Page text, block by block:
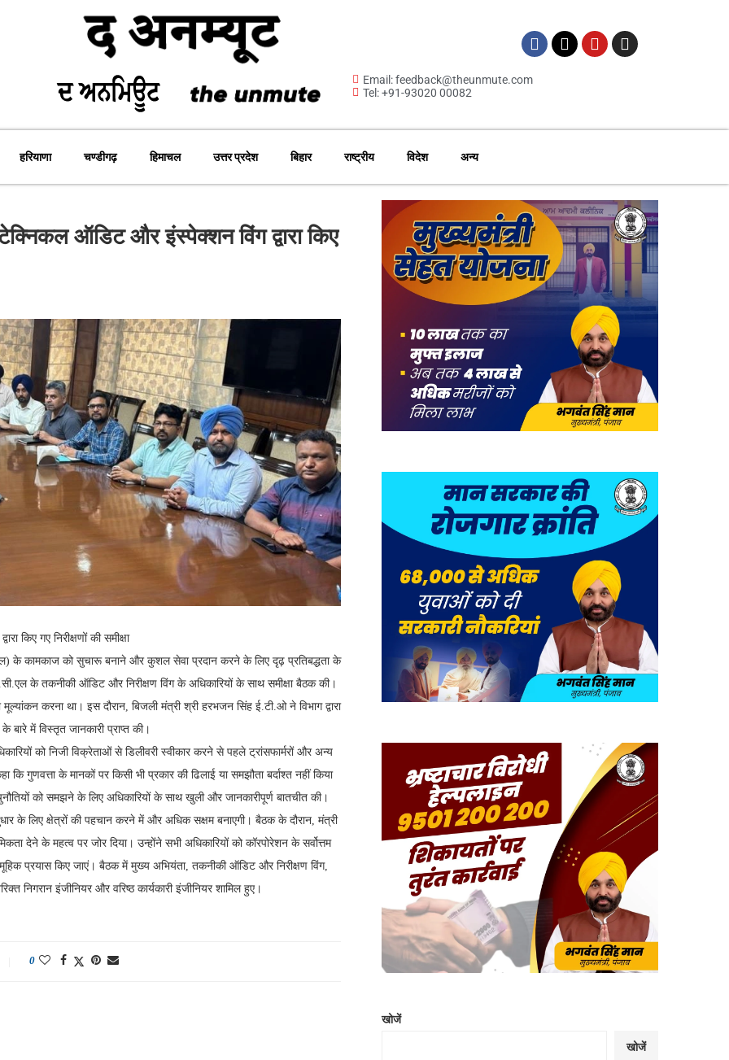
Email: feedback@theunmute.com
Tel: +91-93020 00082
हरियाणा चण्डीगढ़ हिमाचल उत्तर प्रदेश बिहार राष्ट्रीय विदेश अन्य
ऑडिट और इंस्पेक्शन विंग द्वारा किए
किए गए निरीक्षणों की समीक्षा
के कामकाज को सुचारू बनाने और कुशल सेवा प्रदान करने के लिए दृढ़ प्रतिबद्धता के
के तकनीकी ऑडिट और निरीक्षण विंग के अधिकारियों के साथ समीक्षा बैठक की।
मूल्यांकन करना था। इस दौरान, बिजली मंत्री श्री हरभजन सिंह ई.टी.ओ ने विभाग द्वारा
बारे में विस्तृत जानकारी प्राप्त की।
को निजी विक्रेताओं से डिलीवरी स्वीकार करने से पहले ट्रांसफार्मरों और अन्य
कि गुणवत्ता के मानकों पर किसी भी प्रकार की ढिलाई या समझौता बर्दाश्त नहीं किया
को समझने के लिए अधिकारियों के साथ खुली और जानकारीपूर्ण बातचीत की।
के लिए क्षेत्रों की पहचान करने में और अधिक सक्षम बनाएगी। बैठक के दौरान, मंत्री
देने के महत्व पर जोर दिया। उन्होंने सभी अधिकारियों को कॉरपोरेशन के सर्वोत्तम
प्रयास किए जाएं। बैठक में मुख्य अभियंता, तकनीकी ऑडिट और निरीक्षण विंग,
निगरान इंजीनियर और वरिष्ठ कार्यकारी इंजीनियर शामिल हुए।
0
खोजें
खोजें